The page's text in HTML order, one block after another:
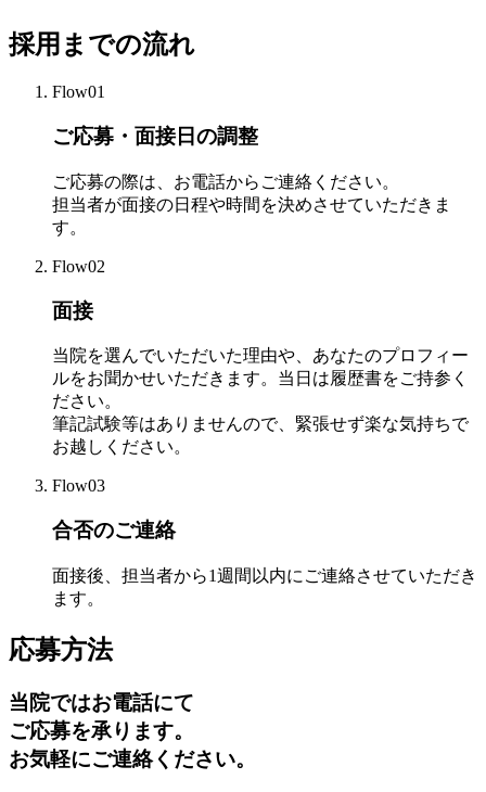
採用までの流れ
Flow01
ご応募・面接日の調整
ご応募の際は、お電話からご連絡ください。
担当者が面接の日程や時間を決めさせていただきま
す。
Flow02
面接
当院を選んでいただいた理由や、あなたのプロフィー
ルをお聞かせいただきます。当日は履歴書をご持参く
ださい。
筆記試験等はありませんので、緊張せず楽な気持ちで
お越しください。
Flow03
合否のご連絡
面接後、担当者から1週間以内にご連絡させていただき
ます。
応募方法
当院ではお電話にて
ご応募を承ります。
お気軽にご連絡ください。